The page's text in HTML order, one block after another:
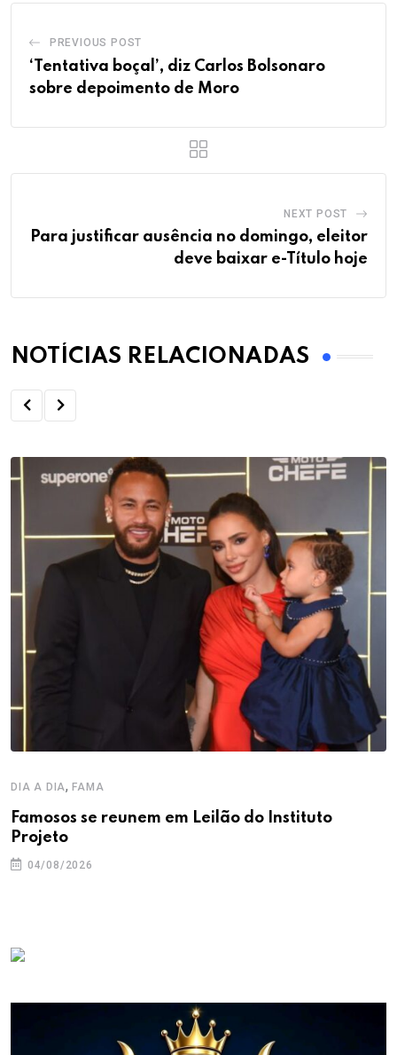
PREVIOUS POST
‘Tentativa boçal’, diz Carlos Bolsonaro
sobre depoimento de Moro
NEXT POST
Para justificar ausência no domingo, eleitor
deve baixar e-Título hoje
NOTÍCIAS RELACIONADAS
DIA A DIA,FAMA
Famosos se reunem em Leilão do Instituto
Projeto
04/08/2026